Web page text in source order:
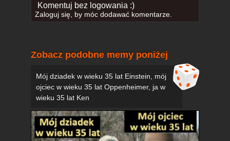
Komentuj bez logowania :)
Zaloguj się, by móc dodawać komentarze.
Zobacz podobne memy poniżej
Mój dziadek w wieku 35 lat Einstein, mój
ojciec w wieku 35 lat Oppenheimer, ja w
wieku 35 lat Ken